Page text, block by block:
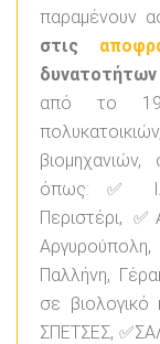
παραμένουν
στις
δυνατοτήτων
από το
όπως: ✅
Περιστέρι,
Παλλήνη,
σε
ΣΠΕΤΣΕΣ,